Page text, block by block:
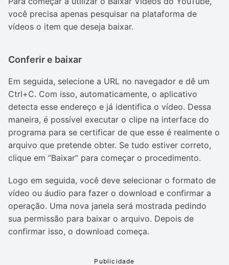
você precisa apenas pesquisar na plataforma de
vídeos o item que deseja baixar.
Conferir e baixar
Em seguida, selecione a URL no navegador e dê um
Ctrl+C. Com isso, automaticamente, o aplicativo
detecta esse endereço e já identifica o vídeo. Dessa
maneira, é possível executar o clipe na interface do
programa para se certificar de que esse é realmente o
arquivo que pretende obter. Se tudo estiver correto,
clique em “Baixar” para começar o procedimento.
Logo em seguida, você deve selecionar o formato de
vídeo ou áudio para fazer o download e confirmar a
operação. Uma nova janela será mostrada pedindo
sua permissão para baixar o arquivo. Depois de
confirmar isso, o download começa.